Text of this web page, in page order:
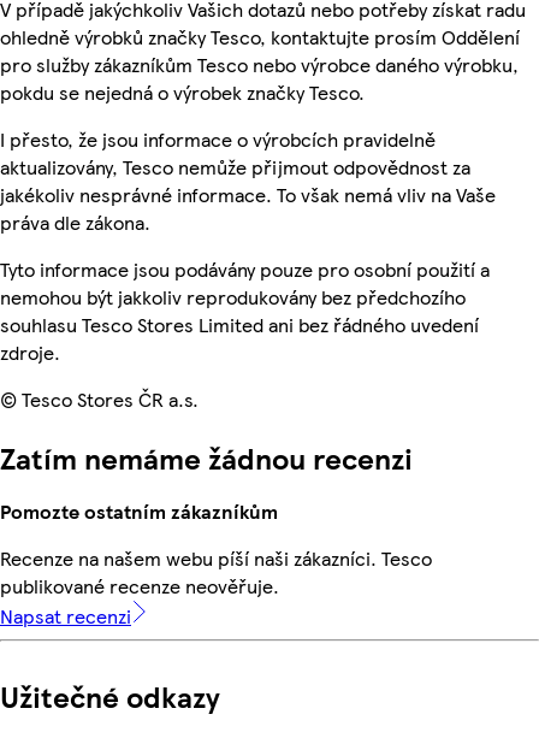
V případě jakýchkoliv Vašich dotazů nebo potřeby získat radu
ohledně výrobků značky Tesco, kontaktujte prosím Oddělení
pro služby zákazníkům Tesco nebo výrobce daného výrobku,
pokdu se nejedná o výrobek značky Tesco.
I přesto, že jsou informace o výrobcích pravidelně
aktualizovány, Tesco nemůže přijmout odpovědnost za
jakékoliv nesprávné informace. To však nemá vliv na Vaše
práva dle zákona.
Tyto informace jsou podávány pouze pro osobní použití a
nemohou být jakkoliv reprodukovány bez předchozího
souhlasu Tesco Stores Limited ani bez řádného uvedení
zdroje.
© Tesco Stores ČR a.s.
Zatím nemáme žádnou recenzi
Pomozte ostatním zákazníkům
Recenze na našem webu píší naši zákazníci. Tesco
publikované recenze neověřuje.
Napsat recenzi
Užitečné odkazy